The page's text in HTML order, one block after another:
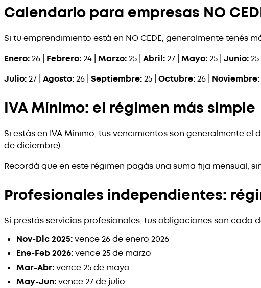
Calendario para empresas NO
Si tu emprendimiento está en NO CEDE, generalmente tenés
Enero:26 | Febrero:24 | Marzo:25 | Abril:27 | Mayo:25 | Junio:25
Julio:27 | Agosto:26 | Septiembre:25 | Octubre:26 | Noviembre:
IVA Mínimo: el régimen más simple
Si estás en IVA Mínimo, tus vencimientos son generalmente el
de diciembre).
Recordá que en este régimen pagás una suma fija mensual,
Profesionales independientes:
Si prestás servicios profesionales, tus obligaciones son cada
Nov-Dic 2025:vence 26 de enero 2026
Ene-Feb 2026:vence 25 de marzo
Mar-Abr:vence 25 de mayo
May-Jun:vence 27 de julio